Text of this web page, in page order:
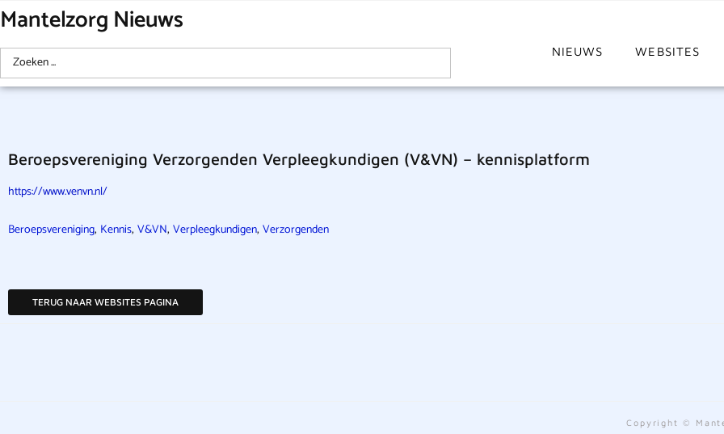
Mantelzorg Nieuws
NIEUWS WEBSITES
Beroepsvereniging Verzorgenden Verpleegkundigen (V&VN) – kennisplatform
https://www.venvn.nl/
Beroepsvereniging, Kennis, V&VN, Verpleegkundigen, Verzorgenden
TERUG NAAR WEBSITES PAGINA
Copyright ©